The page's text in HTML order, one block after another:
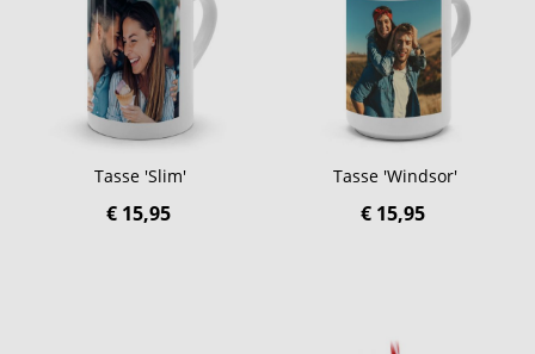
Tasse 'Slim'
€ 15,95
Tasse 'Windsor'
€ 15,95